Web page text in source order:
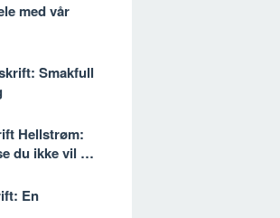
med vår
Smakfull
Hellstrøm:
du ikke vil gå
En